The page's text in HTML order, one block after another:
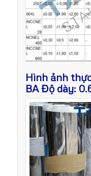
Hình ảnh
BA Độ dày: